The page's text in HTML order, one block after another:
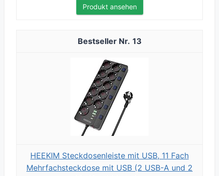
Produkt ansehen
13
HEEKIM Steckdosenleiste mit USB, 11 Fach
Mehrfachsteckdose mit USB (2 USB-A und 2